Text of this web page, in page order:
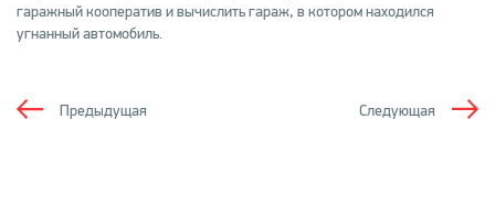
гаражный кооператив и вычислить гараж, в котором находился
угнанный автомобиль.
Следующая
Предыдущая